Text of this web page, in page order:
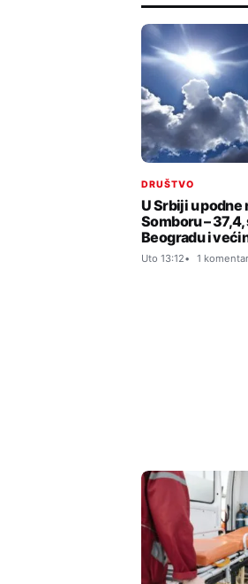
DRUŠTVO
U Srbiji u podne
Somboru –
Beogradu i
Uto 13:12 1